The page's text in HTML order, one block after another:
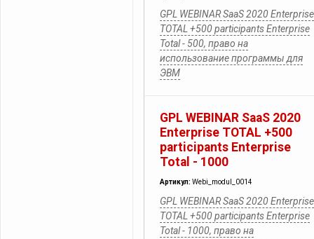
GPL WEBINAR SaaS 2020 Enterprise
TOTAL +500 participants Enterprise
Total - 500, право на
использование программы для
ЭВМ
GPL WEBINAR SaaS 2020
Enterprise TOTAL +500
participants Enterprise
Total - 1000
Артикул: Webi_modul_0014
GPL WEBINAR SaaS 2020 Enterprise
TOTAL +500 participants Enterprise
Total - 1000, право на